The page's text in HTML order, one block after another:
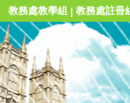
教務處教學組 | 教務處註冊